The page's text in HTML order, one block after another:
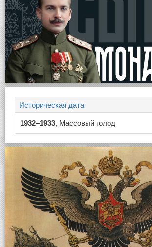
Историческая дата
1932–1933, Массовый голод